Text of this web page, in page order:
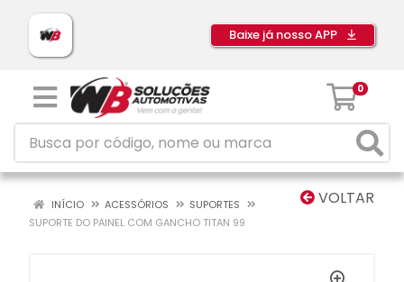
Baixe já nosso APP
0
VOLTAR
INÍCIO ACESSÓRIOS
SUPORTES
SUPORTE DO PAINEL COM GANCHO TITAN 99